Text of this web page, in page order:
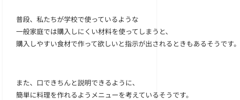
普段、私たちが学校で使っているような
一般家庭では購入しにくい材料を使ってしまうと、
購入しやすい食材で作って欲しいと指示が出されるときもあるそうです。
また、口できちんと説明できるように、
簡単に料理を作れるようメニューを考えているそうです。